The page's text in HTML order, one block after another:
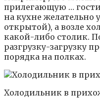
прилегающую …
на кухне желательно
открытой), а возле
какой-либо столик.
разгрузку-загрузку
порядка на полках.
Холодильник в